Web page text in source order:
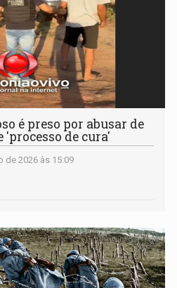
é preso por abusar de
'processo de cura'
de 2026 às 15:09